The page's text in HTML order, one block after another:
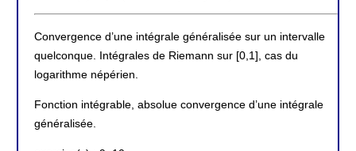
Convergence d’une intégrale généralisée sur un intervalle
quelconque. Intégrales de Riemann sur [0,1], cas du
logarithme népérien.
Fonction intégrable, absolue convergence d’une intégrale
généralisée.